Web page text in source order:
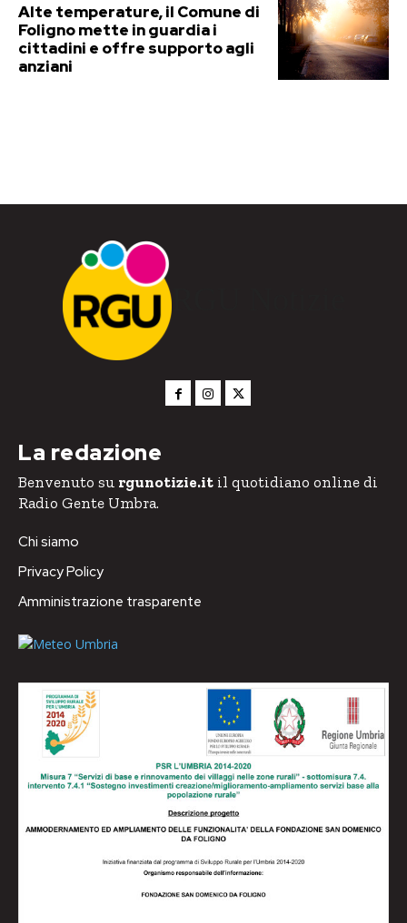
Alte temperature, il Comune di
Foligno mette in guardia i
cittadini e offre supporto agli
anziani
RGU Notizie
La redazione
Benvenuto su rgunotizie.it il quotidiano online di
Radio Gente Umbra.
Chi siamo
Privacy Policy
Amministrazione trasparente